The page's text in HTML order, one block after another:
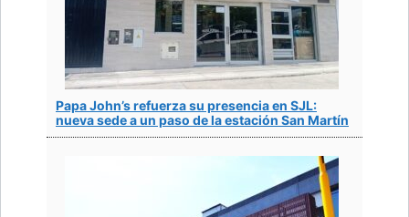
Papa John’s refuerza su presencia en SJL:
nueva sede a un paso de la estación San Martín